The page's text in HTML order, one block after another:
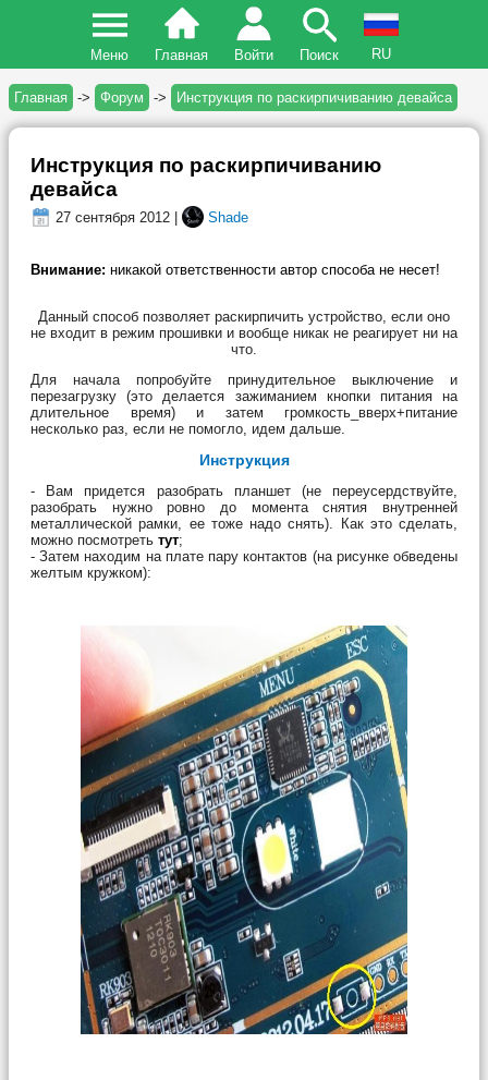
Меню Главная Войти Поиск RU
Главная -> Форум -> Инструкция по раскирпичиванию девайса
Инструкция по раскирпичиванию
девайса
27 сентября 2012 | Shade
Внимание: никакой ответственности автор способа не несет!
Данный способ позволяет раскирпичить устройство, если оно
не входит в режим прошивки и вообще никак не реагирует ни на
что.
Для начала попробуйте принудительное выключение и
перезагрузку (это делается зажиманием кнопки питания на
длительное время) и затем громкость_вверх+питание
несколько раз, если не помогло, идем дальше.
Инструкция
- Вам придется разобрать планшет (не переусердствуйте,
разобрать нужно ровно до момента снятия внутренней
металлической рамки, ее тоже надо снять). Как это сделать,
можно посмотреть тут;
- Затем находим на плате пару контактов (на рисунке обведены
желтым кружком):